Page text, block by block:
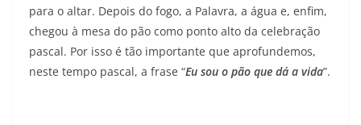
para o altar. Depois do fogo, a Palavra, a água e, enfim,
chegou à mesa do pão como ponto alto da celebração
pascal. Por isso é tão importante que aprofundemos,
neste tempo pascal, a frase “Eu sou o pão que dá a vida”.